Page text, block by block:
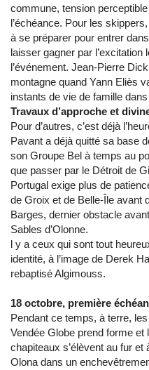
commune, tension
l’échéance. Pour les
à se préparer pour entrer
laisser gagner par l’excitation
l’événement. Jean-Pierre
montagne quand Yann Eliès
instants de vie de famille dans
Travaux d’approche et
Pour d’autres, c’est déjà
Pavant a déjà quitté sa base
son Groupe Bel à temps au
que passer par le Détroit de
Portugal exige plus de
de Groix et de Belle-Île avant
Barges, dernier obstacle
Sables d’Olonne.
l y a ceux qui sont tout
identité, à l’image de Derek
rebaptisé Algimouss.
18 octobre, première
Pendant ce temps, à terre,
Vendée Globe prend forme
chapiteaux s’élèvent au fur
Olona dans un